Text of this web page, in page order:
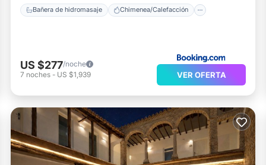
Bañera de hidromasaje Chimenea/Calefacción
US $277/noche
7 noches - US $1,939 VER OFERTA